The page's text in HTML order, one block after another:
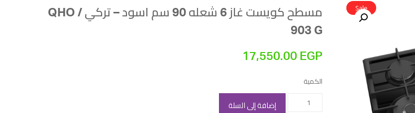
Sale
مسطح كويست غاز 6 شعله 90 سم اسود – تركي / QHO
903 G
17,550.00 EGP
الكمية
كمية
إضافة إلى السلة